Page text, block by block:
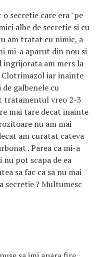
secretie care era "pe
albe de secretie si cu
am tratat cu nimic, a
mi-a aparut din nou si
ingrijorata am mers la
Clotrimazol iar inainte
de galbenele cu
tratamentul vreo 2-3
mai tare decat inainte
nu am mai
am curatat cateva
. Parea ca mi-a
pot scapa de ea
sa fac ca sa nu mai
secretie ? Multumesc